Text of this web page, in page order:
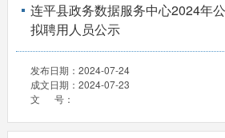
连平县政务数据服务中心2024年
拟聘用人员公示
发布日期： 2024-07-24
成文日期： 2024-07-23
文 号：